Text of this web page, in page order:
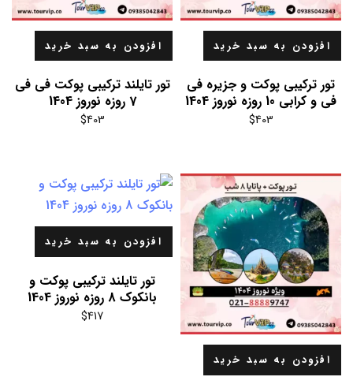
افزودن به سبد خرید
تور ترکیبی پوکت و جزیره فی
فی و کرابی 10 روزه نوروز 1404
$403
افزودن به سبد خرید
تور تایلند ترکیبی پوکت فی فی
7 روزه نوروز 1404
$403
افزودن به سبد خرید
افزودن به سبد خرید
تور تایلند ترکیبی پوکت و
بانکوک 8 روزه نوروز 1404
$417